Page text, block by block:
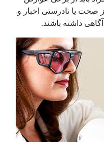
صحت یا نادرستی اخبار و
داشته باشند.